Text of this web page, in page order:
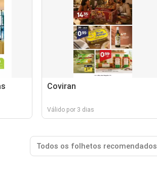
Coviran
Válido por 3 dias
Todos os folhetos recomendados